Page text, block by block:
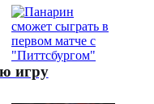
игру